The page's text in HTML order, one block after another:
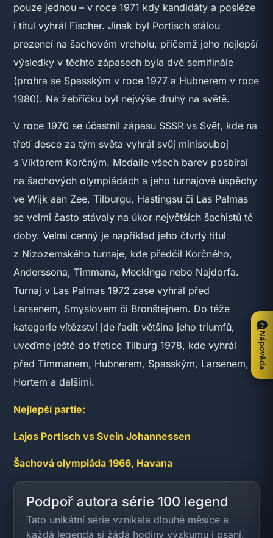
pouze jednou – v roce 1971 kdy kandidáty a posléze
i titul vyhrál Fischer. Jinak byl Portisch stálou
prezencí na šachovém vrcholu, přičemž jeho nejlepší
výsledky v těchto zápasech byla dvě semifinále
(prohra se Spasským v roce 1977 a Hubnerem v roce
1980). Na žebříčku byl nejvýše druhý na světě.
V roce 1970 se účastnil zápasu SSSR vs Svět, kde na
třetí desce za tým světa vyhrál svůj minisouboj
s Viktorem Korčným. Medaile všech barev posbíral
na šachových olympiádách a jeho turnajové úspěchy
ve Wijk aan Zee, Tilburgu, Hastingsu či Las Palmas
se velmi často stávaly na úkor největších šachistů té
doby. Velmi cenný je například jeho čtvrtý titul
z Nizozemského turnaje, kde předčil Korčného,
Anderssona, Timmana, Meckinga nebo Najdorfa.
Turnaj v Las Palmas 1972 zase vyhrál před
Larsenem, Smyslovem či Bronštejnem. Do téže
kategorie vítězství jde řadit většina jeho triumfů,
uveďme ještě do třetice Tilburg 1978, kde vyhrál
před Timmanem, Hubnerem, Spasským, Larsenem,
Hortem a dalšími.
Nejlepší partie:
Lajos Portisch vs Svein Johannessen
Šachová olympiáda 1966, Havana
Podpoř autora série 100 legend
Tato unikátní série vznikala dlouhé měsíce a
každá legenda si žádá hodiny výzkumu i psaní.
Nápověda